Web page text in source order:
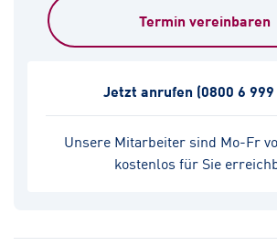
Termin vereinbaren
Unsere Mitarbeiter sind Mo-Fr
kostenlos für Sie
Jetzt anrufen (0800 6